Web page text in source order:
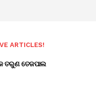
ARTICLES!
ତରୁଣ ତେଜପାଲ